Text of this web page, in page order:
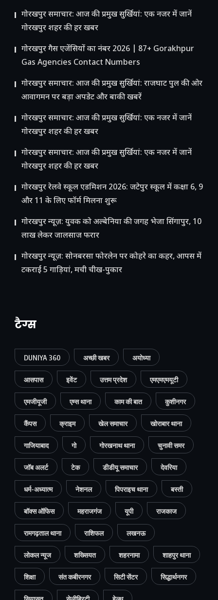
गोरखपुर समाचार: आज की प्रमुख सुर्खियां: एक नजर में जानें
गोरखपुर शहर की हर खबर
गोरखपुर गैस एजेंसियों का नंबर 2026 | 87+ Gorakhpur
Gas Agencies Contact Numbers
गोरखपुर समाचार: आज की प्रमुख सुर्खियां: राजघाट पुल की ओर
आवागमन पर बड़ा अपडेट और बाकी खबरें
गोरखपुर समाचार: आज की प्रमुख सुर्खियां: एक नजर में जानें
गोरखपुर शहर की हर खबर
गोरखपुर समाचार: आज की प्रमुख सुर्खियां: एक नजर में जानें
गोरखपुर शहर की हर खबर
गोरखपुर रेलवे स्कूल एडमिशन 2026: जटेपुर स्कूल में कक्षा 6, 9
और 11 के लिए फॉर्म मिलना शुरू
गोरखपुर न्यूज़: युवक को अल्बेनिया की जगह भेजा सिंगापुर, 10
लाख लेकर जालसाज फरार
गोरखपुर न्यूज़: सोनबरसा फोरलेन पर कोहरे का कहर, आपस में
टकराईं 5 गाड़ियां, मची चीख-पुकार
टैग्स
DUNIYA 360 अच्छी खबर अयोध्या
आसपास इवेंट उत्तम प्रदेश एमएमएमयूटी
एमजीयूजी एम्स थाना काम की बात कुशीनगर
कैंपस क्राइम खेल समाचार खोराबार थाना
गाजियाबाद गो गोरखनाथ थाना चुनावी समर
जॉब अलर्ट टेक डीडीयू समाचार देवरिया
धर्म-अध्यात्म नेशनल पिपराइच थाना बस्ती
बॉक्स ऑफिस महराजगंज यूपी राजकाज
रामगढ़ताल थाना राशिफल लखनऊ
लोकल न्यूज शख्सियत शहरनामा शाहपुर थाना
शिक्षा संत कबीरनगर सिटी सेंटर सिद्धार्थनगर